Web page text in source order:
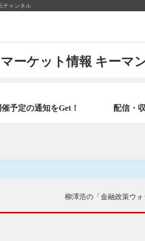
チャンネル
ーケット情報 キーマ
催予定の通知をGet！ 配信・
〜方向感を見極
柳澤浩の「金融政策ウォ